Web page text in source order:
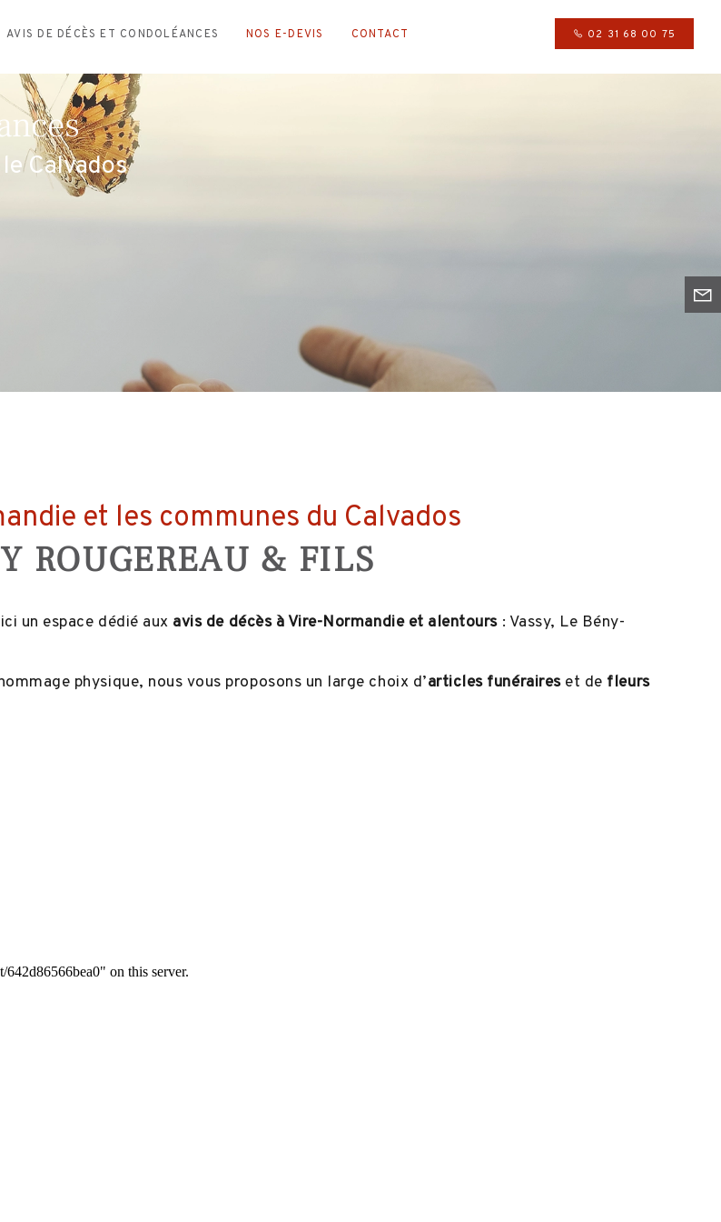
AVIS DE DÉCÈS ET CONDOLÉANCES NOS E-DEVIS CONTACT 02 31 68 00 75
Calvados
et les communes du Calvados
ROUGEREAU & FILS
un espace dédié aux avis de décès à Vire-Normandie et alentours : Vassy, Le Bény-
physique, nous vous proposons un large choix d’articles funéraireset de fleurs